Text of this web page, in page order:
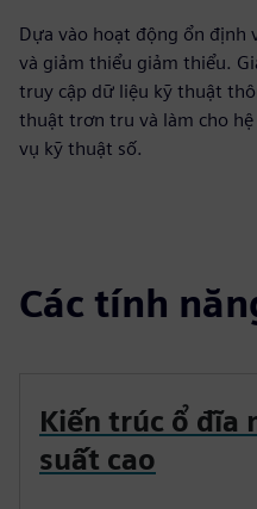
Dựa vào hoạt động ổn định
và giảm thiểu giảm thiểu.
truy cập dữ liệu kỹ thuật
thuật trơn tru và làm cho hệ
vụ kỹ thuật số.
Các tính
Kiến trúc ổ đĩa
suất cao